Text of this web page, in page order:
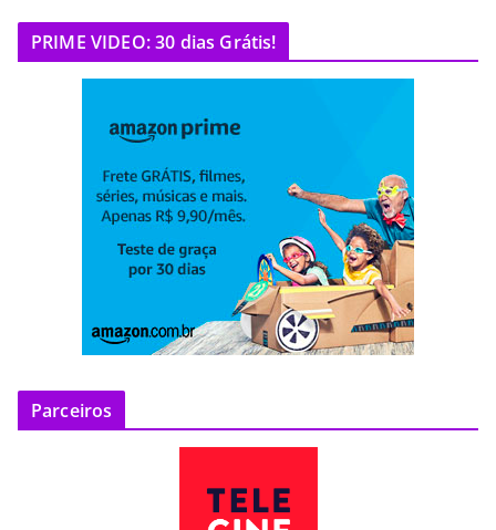
PRIME VIDEO: 30 dias Grátis!
Parceiros